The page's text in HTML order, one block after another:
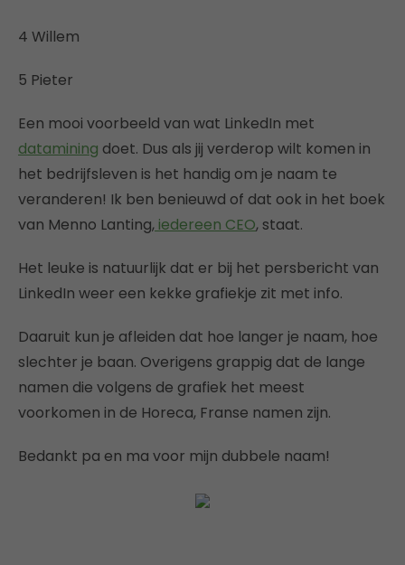
4 Willem
5 Pieter
Een mooi voorbeeld van wat LinkedIn met
datamining doet. Dus als jij verderop wilt komen in
het bedrijfsleven is het handig om je naam te
veranderen! Ik ben benieuwd of dat ook in het boek
van Menno Lanting, iedereen CEO, staat.
Het leuke is natuurlijk dat er bij het persbericht van
LinkedIn weer een kekke grafiekje zit met info.
Daaruit kun je afleiden dat hoe langer je naam, hoe
slechter je baan. Overigens grappig dat de lange
namen die volgens de grafiek het meest
voorkomen in de Horeca, Franse namen zijn.
Bedankt pa en ma voor mijn dubbele naam!